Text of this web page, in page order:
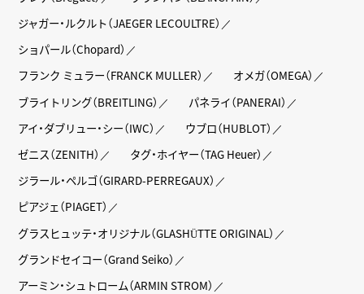
ジャガー・ルクルト（JAEGER LECOULTRE）
ショパール（Chopard）
フランク ミュラー（FRANCK MULLER）
オメガ（OMEGA）
ブライトリング（BREITLING）
パネライ（PANERAI）
アイ・ダブリュー・シー（IWC）
ウブロ（HUBLOT）
ゼニス（ZENITH）
タグ・ホイヤー（TAG Heuer）
ジラール・ペルゴ（GIRARD-PERREGAUX）
ピアジェ（PIAGET）
グラスヒュッテ・オリジナル（GLASHÜTTE ORIGINAL）
グランドセイコー（Grand Seiko）
アーミン・シュトローム（ARMIN STROM）